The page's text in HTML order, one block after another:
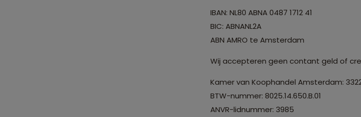
IBAN: NL80 ABNA 0487 1712 41
BIC: ABNANL2A
ABN AMRO te Amsterdam
Wij accepteren geen contant geld of
Kamer van Koophandel Amsterdam:
BTW-nummer: 8025.14.650.B.01
ANVR-lidnummer: 3985